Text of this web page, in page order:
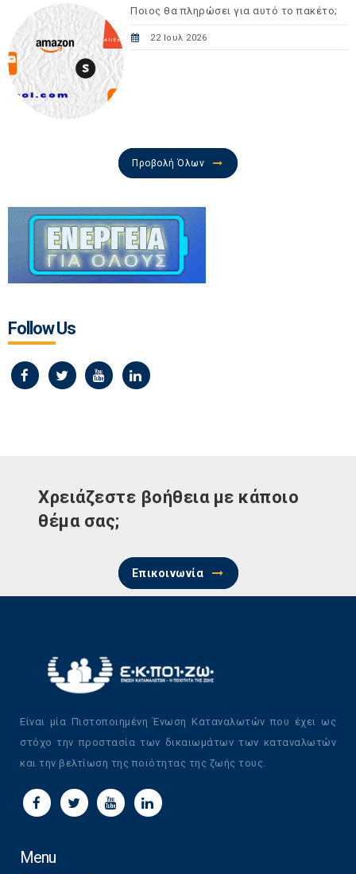
Ποιος θα πληρώσει για αυτό το πακέτο;
22 Ιουλ 2026
Προβολή Όλων
Follow Us
Χρειάζεστε βοήθεια με κάποιο
θέμα σας;
Επικοινωνία
Είναι μία Πιστοποιημένη Ένωση Καταναλωτών που έχει ως
στόχο την προστασία των δικαιωμάτων των καταναλωτών
και την βελτίωση της ποιότητας της ζωής τους.
Menu